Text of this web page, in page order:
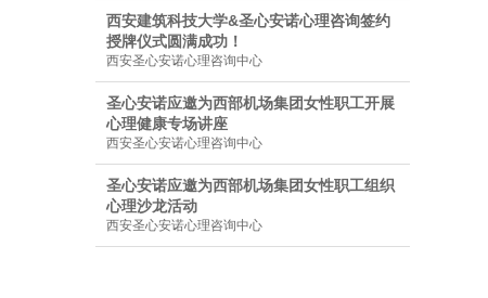
西安建筑科技大学&圣心安诺心理咨询签约
授牌仪式圆满成功！
西安圣心安诺心理咨询中心
圣心安诺应邀为西部机场集团女性职工开展
心理健康专场讲座
西安圣心安诺心理咨询中心
圣心安诺应邀为西部机场集团女性职工组织
心理沙龙活动
西安圣心安诺心理咨询中心